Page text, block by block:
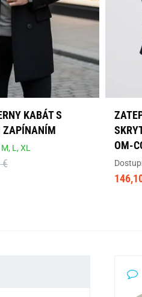
KABÁT S
ZAPÍNANÍM
M, L,XL
€
OM-